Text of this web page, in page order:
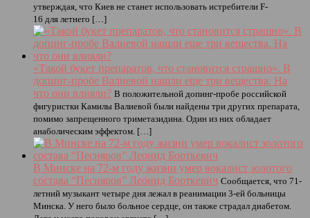
утверждая, что Киев не станет использовать истребители F-
16 для летнего […]
«Такой букет препаратов, что становится страшно». В
допинг-пробе Валиевой нашли еще три вещества. На
что они влияли? В положительной допинг-пробе российской
фигуристки Камилы Валиевой были найдены три других препарата,
помимо запрещенного триметазидина. Один из них обладает
анаболическим эффектом. […]
В Минске на 72-м году жизни умер вокалист золотого
состава “Песняров” Леонид Борткевич Сообщается, что 71-
летний музыкант четыре дня лежал в реанимации 3-ей больницы
Минска. У него было больное сердце, он также страдал диабетом.